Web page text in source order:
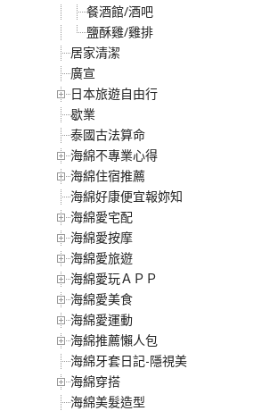
餐酒館/酒吧
鹽酥雞/雞排
居家清潔
廣宣
日本旅遊自由行
歇業
泰國古法算命
海綿不專業心得
海綿住宿推薦
海綿好康便宜報妳知
海綿愛宅配
海綿愛按摩
海綿愛旅遊
海綿愛玩ＡＰＰ
海綿愛美食
海綿愛運動
海綿推薦懶人包
海綿牙套日記-隱視美
海綿穿搭
海綿美髮造型